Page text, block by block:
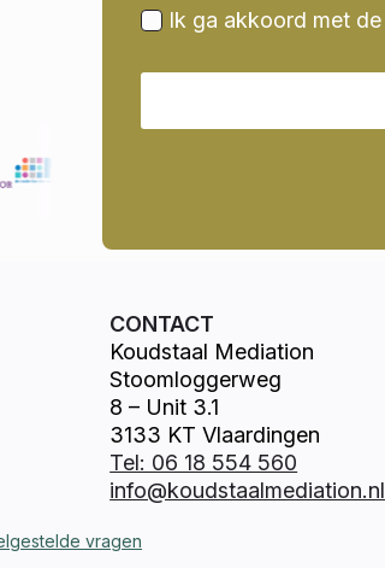
Ik ga akkoord met de
CONTACT
Koudstaal Mediation
Stoomloggerweg
8 – Unit 3.1
3133 KT Vlaardingen
Tel: 06 18 554 560
info@koudstaalmediation.nl
vragen